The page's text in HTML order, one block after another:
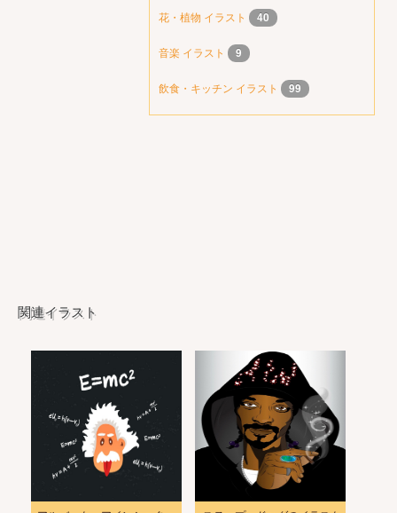
花・植物 イラスト 40
音楽 イラスト 9
飲食・キッチン イラスト 99
関連イラスト